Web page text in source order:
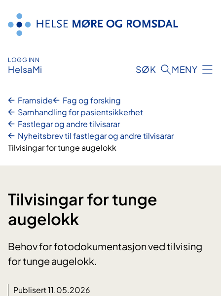
innhald
LOGG INN
HelsaMi SØK MENY
Framside
Fag og forsking
Samhandling for pasientsikkerhet
Fastlegar og andre tilvisarar
Nyheitsbrev til fastlegar og andre tilvisarar
Tilvisingar for tunge augelokk
Tilvisingar for tunge
augelokk
Behov for fotodokumentasjon ved tilvising
for tunge augelokk.
Publisert 11.05.2026